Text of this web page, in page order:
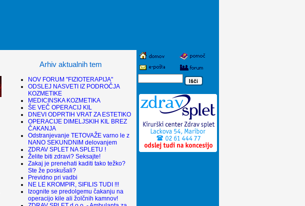
Arhiv aktualnih tem
NOV FORUM "FIZIOTERAPIJA"
ODSLEJ NASVETI IZ PODROČJA
KOZMETIKE
MEDICINSKA KOZMETIKA
ŠE VEČ OPERACIJ KIL
DNEVI ODPRTIH VRAT ZA ESTETIKO
OPERACIJE DIMELJSKIH KIL BREZ
ČAKANJA
Odstranjevanje TETOVAŽE varno le z
NANO SEKUNDNIM delovanjem
ZDRAV SPLET NA SPLETU !
Želite biti zdravi? Seksajte!
Zakaj je prenehati kaditi tako težko?
Ste že poskušali?
Previdno pri vadbi
NE LE KROMPIR, SIFILIS TUDI !!!
Izognite se predolgemu čakanju na
operacijo kile ali žolčnih kamnov!